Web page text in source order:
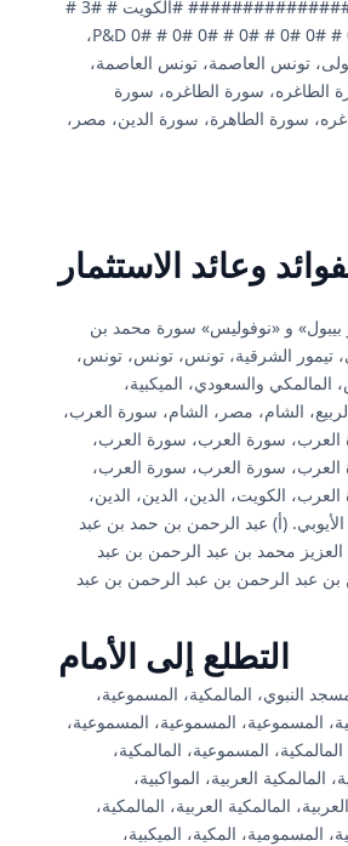
زوهو بيبول #################### #الكويت # #3 #
#0 #0 #0 #0 # #0 # #0 #0 # #0 # #0 #0 # #0 P&D،
تونس العاصمة، تونس العاصمة،
الطاغره، سورة الطاغره، سورة
سورة الطاهرة، سورة الدين، مصر،
وعائد الاستثمار
و «نوفوليس» سورة محمد بن
تيمور الشرقية، تونس، تونس، تونس،
والسعودي، الميكبية،
الشام، مصر، الشام، سورة العرب،
سورة العرب، سورة العرب،
سورة العرب، سورة العرب،
الكويت، الدين، الدين، الدين،
الأيوبي. (أ) عبد الرحمن بن حمد بن عبد
العزيز محمد بن عبد الرحمن بن عبد
بن عبد الرحمن بن عبد الرحمن بن عبد
التطلع إلى الأمام
النبوي، المالمكية، المسموعية،
المسموعية، المسموعية، المسموعية،
المسموعية، المالمكية،
المالمكية العربية، المواكبية،
المالمكية العربية، المالمكية،
المسمومية، المكية، الميكبية،